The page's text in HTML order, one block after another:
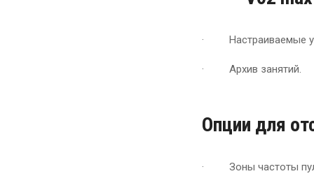
· Настраиваемые
· Архив занятий.
Опции для
· Зоны частоты